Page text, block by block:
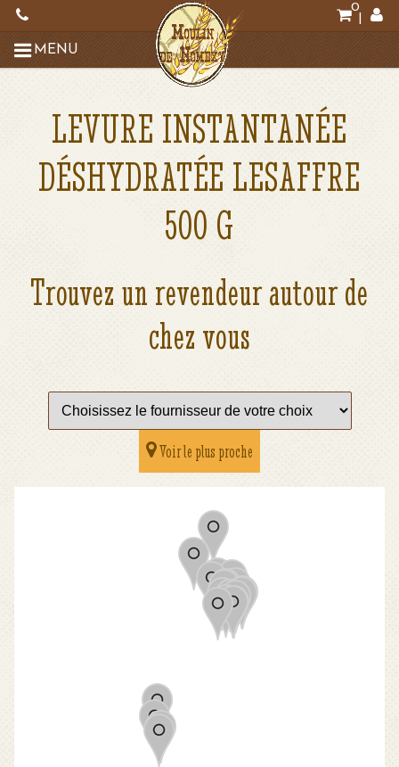
0
MENU
LEVURE INSTANTANÉE
DÉSHYDRATÉE LESAFFRE
500 G
Trouvez un revendeur autour de
chez vous
Voir le plus proche